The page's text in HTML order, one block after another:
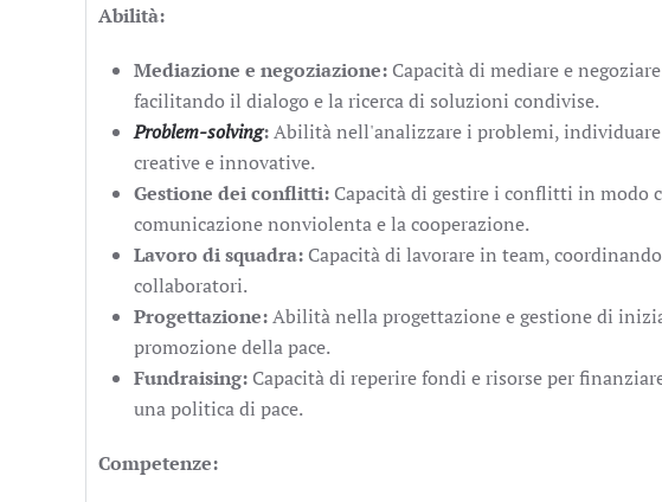
Abilità:
Mediazione e negoziazione: Capacità di mediare e
facilitando il dialogo e la ricerca di soluzioni condivise.
Problem-solving:Abilità nell'analizzare i problemi, individuare
creative e innovative.
Gestione dei conflitti: Capacità di gestire i conflitti in modo
comunicazione nonviolenta e la cooperazione.
Lavoro di squadra: Capacità di lavorare in team,
collaboratori.
Progettazione:Abilità nella progettazione e gestione di
promozione della pace.
Fundraising: Capacità di reperire fondi e risorse per
una politica di pace.
Competenze: